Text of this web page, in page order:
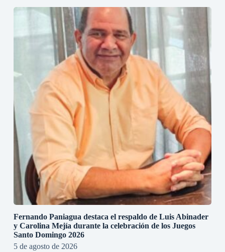
Fernando Paniagua destaca el respaldo de Luis Abinader
y Carolina Mejía durante la celebración de los Juegos
Santo Domingo 2026
5 de agosto de 2026